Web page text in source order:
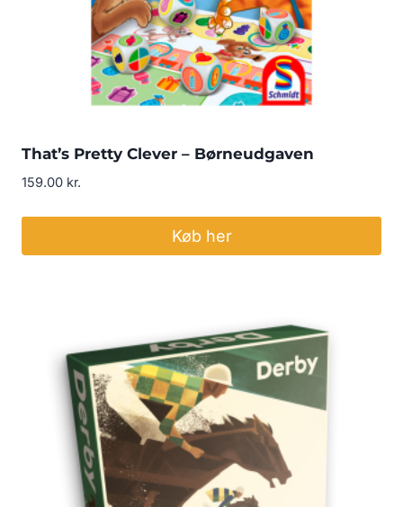
That’s Pretty Clever – Børneudgaven
159.00 kr.
Køb her